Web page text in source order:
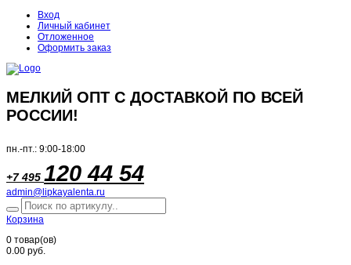
Вход
Личный кабинет
Отложенное
Оформить заказ
МЕЛКИЙ ОПТ С ДОСТАВКОЙ ПО ВСЕЙ
РОССИИ!
пн.-пт.: 9:00-18:00
+7 495 120 44 54
admin@lipkayalenta.ru
Корзина
0 товар(ов)
0.00 руб.